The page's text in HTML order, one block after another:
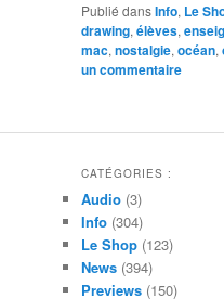
Publié dansInfo, Le
drawing, élèves,
mac, nostalgie, océan,
un commentaire
CATÉGORIES :
Audio (3)
Info (304)
Le Shop (123)
News (394)
Previews (150)